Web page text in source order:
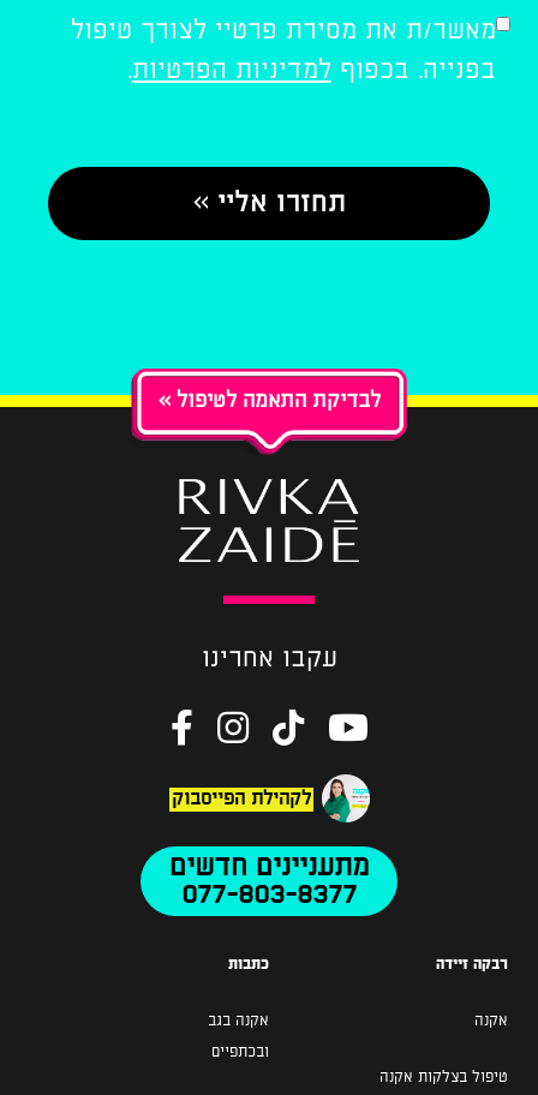
מאשר/ת את מסירת פרטיי לצורך טיפול
בפנייה. בכפוףלמדיניות הפרטיות.
« לבדיקת התאמה לטיפול
עקבו אחרינו
לקהילת הפייסבוק
מתעניינים חדשים
077-803-8377
רבקה זיידה
אקנה
טיפול בצלקות אקנה
כתבות
אקנה בגב
ובכתפיים